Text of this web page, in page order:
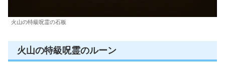
火山の特級呪霊の石板
火山の特級呪霊のルーン